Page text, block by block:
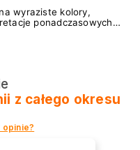
wyraziste kolory,
ponadczasowych
wakacjami, jak
z całego okresu
opinie?